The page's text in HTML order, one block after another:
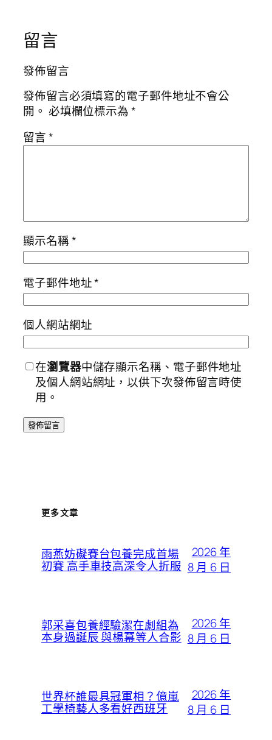
留言
發佈留言
發佈留言必須填寫的電子郵件地址不會公
開。 必填欄位標示為*
留言*
顯示名稱*
電子郵件地址*
個人網站網址
在瀏覽器中儲存顯示名稱、電子郵件地址
及個人網站網址，以供下次發佈留言時使
用。
更多文章
雨燕妨礙賽台包養完成首場
初賽 高手車技高深令人折服
2026 年
8 月 6 日
郭采喜包養經驗潔在劇組為
本身過誕辰 與楊冪等人合影
2026 年
8 月 6 日
世界杯誰最具冠軍相？億嵐
工學椅藝人多看好西班牙
2026 年
8 月 6 日